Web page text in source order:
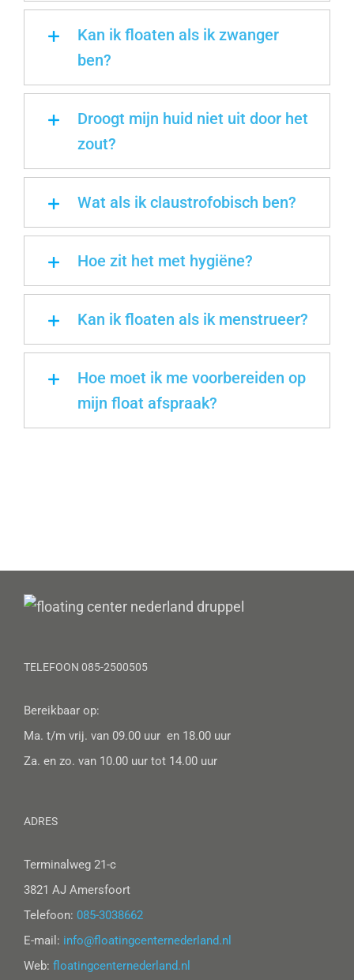
Kan ik floaten als ik zwanger
ben?
Droogt mijn huid niet uit door het
zout?
Wat als ik claustrofobisch ben?
Hoe zit het met hygiëne?
Kan ik floaten als ik menstrueer?
Hoe moet ik me voorbereiden op
mijn float afspraak?
TELEFOON 085-2500505
Bereikbaar op:
Ma. t/m vrij. van 09.00 uur en 18.00 uur
Za. en zo. van 10.00 uur tot 14.00 uur
ADRES
Terminalweg 21-c
3821 AJ Amersfoort
Telefoon: 085-3038662
E-mail: info@floatingcenternederland.nl
Web: floatingcenternederland.nl